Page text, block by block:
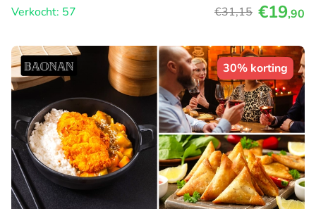
Verkocht: 57
€31,15 €19,90
30% korting